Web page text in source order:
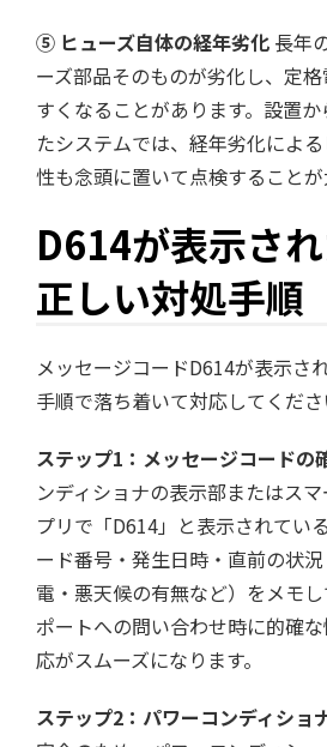
⑤ ヒューズ自体の経年劣化 長年
ーズ部品そのものが劣化し、定
すくなることがあります。設置
たシステムでは、経年劣化によ
性も念頭に置いて点検することが
D614が表示さ
正しい対処手順
メッセージコードD614が表示さ
手順で落ち着いて対応してくださ
ステップ1：メッセージコードの
ンディショナの表示部またはス
プリで「D614」と表示されてい
ード番号・発生日時・直前の状
電・悪天候の有無など）をメモ
ポートへの問い合わせ時に的確
応がスムーズになります。
ステップ2：パワーコンディショ